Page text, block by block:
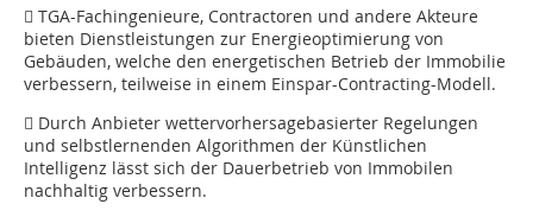
 TGA-Fachingenieure, Contractoren und andere Akteure
bieten Dienstleistungen zur Energieoptimierung von
Gebäuden, welche den energetischen Betrieb der Immobilie
verbessern, teilweise in einem Einspar-Contracting-Modell.
 Durch Anbieter wettervorhersagebasierter Regelungen
und selbstlernenden Algorithmen der Künstlichen
Intelligenz lässt sich der Dauerbetrieb von Immobilen
nachhaltig verbessern.